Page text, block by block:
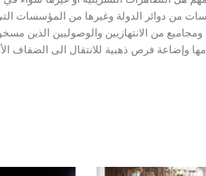
من دوائر الدولة وغيرها من المؤسسات
ومجاميع من الانتهازيين والوصوليين الذين
وإضاعة فرص ذهبية للانتقال الى الضفاف